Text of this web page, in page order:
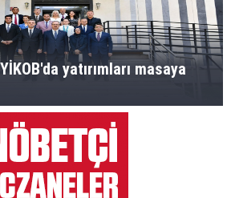
yatırımları masaya